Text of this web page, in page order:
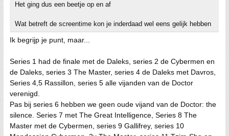
Het ging dus een beetje op en af
Wat betreft de screentime kon je inderdaad wel eens gelijk hebben
Ik begrijp je punt, maar...
Series 1 had de finale met de Daleks, series 2 de Cybermen en
de Daleks, series 3 The Master, series 4 de Daleks met Davros,
Series 4,5 Rassillon, series 5 alle vijanden van de Doctor
verenigd.
Pas bij series 6 hebben we geen oude vijand van de Doctor: the
silence. Series 7 met The Great Intelligence, Series 8 The
Master met de Cybermen, series 9 Gallifrey, series 10